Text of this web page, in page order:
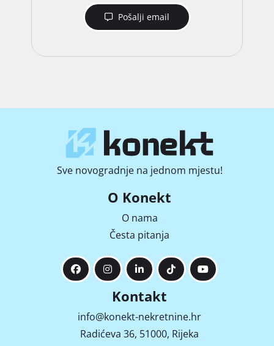
Pošalji email
Sve novogradnje na jednom mjestu!
O Konekt
O nama
Česta pitanja
Kontakt
info@konekt-nekretnine.hr
Radićeva 36, 51000, Rijeka